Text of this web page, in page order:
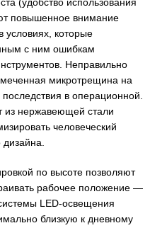
(удобство использования
повышенное внимание
условиях, которые
с ним ошибкам
Неправильно
микротрещина на
в операционной.
из нержавеющей стали
человеческий
дизайна.
по высоте позволяют
рабочее положение —
LED-освещения
близкую к дневному